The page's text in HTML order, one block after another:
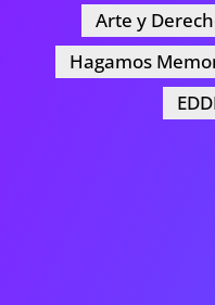
Arte y
Hagamos